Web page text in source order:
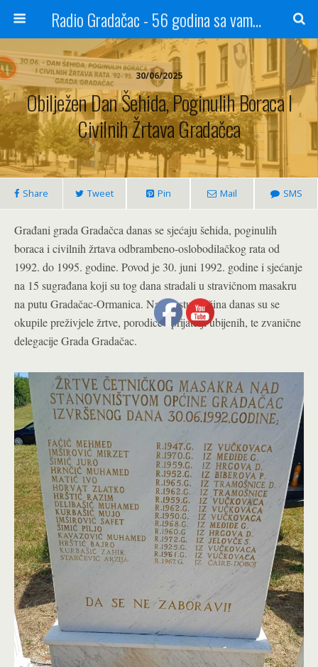
Radio Gradačac - 56 godina sa vama...
30/06/2025
Obilježen Dan Šehida, Poginulih Boraca I
Civilnih Žrtava Gradačca
Share Tweet Pin Mail SMS
Građani grada Gradačca danas se sjećaju šehida, poginulih
boraca i civilnih žrtava odbrambeno-oslobodilačkog rata od
1992. do 1995. godine. Povod je 30. juni 1992. godine i sjećanje
na 15 sugrađana koji su tog dana stradali u stravičnom masakru
na putu Gradačac-Ormanica. Na mjestu zločina danas su se
okupile preživjele žrtve, porodice i prijatelji ubijenih, te zvanične
delegacije Grada Gradačac.